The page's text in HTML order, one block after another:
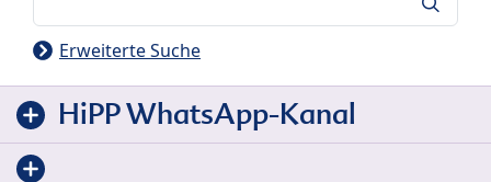
Erweiterte Suche
HiPP WhatsApp-Kanal